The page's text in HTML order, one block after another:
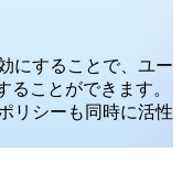
にすることで、ユー
ることができます。
リシーも同時に活性